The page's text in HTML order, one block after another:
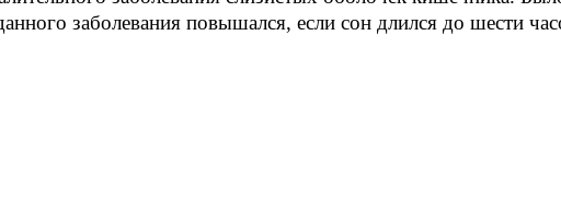
заболевания повышался, если сон длился до шести